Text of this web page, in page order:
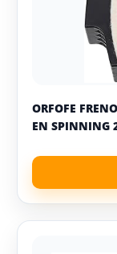
ORFOFE
EN SPINNING